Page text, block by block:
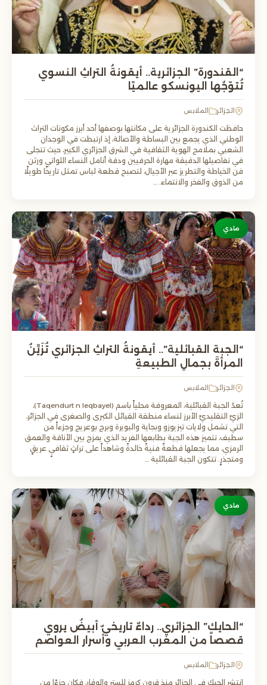
“القندورة” الجزائرية.. أيقونةُ التراثِ النسوي
تُتوّجُها اليونسكو عالميًا
الجزائر الملابس
حافظت الكندورة الجزائرية على مكانتها بوصفها أحد أبرز مكونات التراث
الوطني الذي يجمع بين البساطة والأصالة، إذ ارتبطت في الوجدان
الشعبي بملامح الهوية الثقافية في الشرق الجزائري الكبير، حيث تتجلى
في تفاصيلها الدقيقة مهارة الحرفيين ودقة أنامل النساء اللواتي ورثن
فن الخياطة والتطريز عبر الأجيال، لتصبح قطعة لباس تمثل تاريخًا طويلًا
من الذوق والفخر والانتماء. …
مادي
“الجبة القبائلية”.. أيقونةُ التراثِ الجزائري تُزَيِّنُ
المرأةَ بجمالِ الطبيعةِ
الجزائر الملابس
تُعدّ الجبة القبائلية، المعروفة محلياً باسم (Taqendurt n leqbayel)،
الزيَّ التقليديَّ الأبرز لنساء منطقة القبائل الكبرى والصغرى في الجزائر،
التي تشمل ولايات تيزيوزو وبجاية والبويرة وبرج بوعريج وجزءاً من
سطيف، تتميز هذه الجبة بطابعها الفريد الذي يمزج بين الأناقة والعمق
الرمزي، مما يجعلها قطعةً فنيةً خالدةً وشاهداً على تراثٍ ثقافيٍ عريقٍ
ومتجذرٍ. تتكون الجبة القبائلية …
مادي
“الحايك” الجزائري.. رداءٌ تاريخيٌ أبيضُ يروي
قصصاً من المغرب العربي وأسرار العواصم
الجزائر الملابس
انتشر الحيك في الجزائر منذ قرون كرمز للستر والوقار، فكان جزءًا من